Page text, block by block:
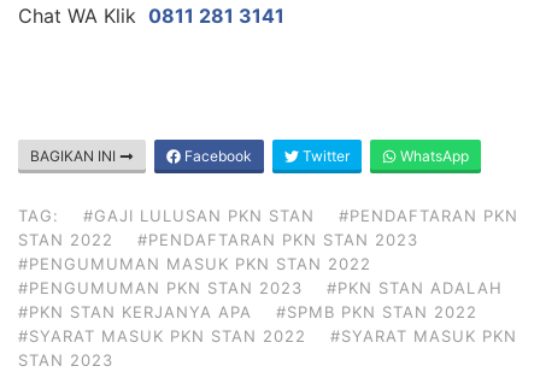
Chat WA Klik 0811 281 3141
BAGIKAN INI Facebook Twitter WhatsApp
TAG: #GAJI LULUSAN PKN STAN
#PENDAFTARAN PKN
STAN 2022
#PENDAFTARAN PKN STAN 2023
#PENGUMUMAN MASUK PKN STAN 2022
#PENGUMUMAN PKN STAN 2023
#PKN STAN ADALAH
#PKN STAN KERJANYA APA
#SPMB PKN STAN 2022
#SYARAT MASUK PKN STAN 2022
#SYARAT MASUK PKN
STAN 2023